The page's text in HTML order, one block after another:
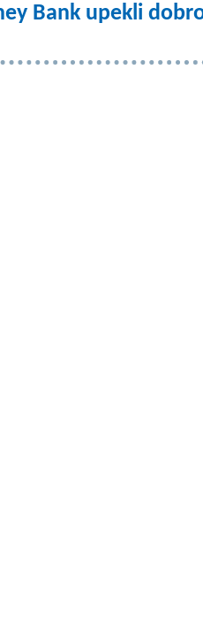
Bank upekli